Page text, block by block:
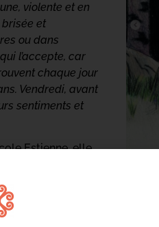
violente et en
brisée et
ou dans
l’accepte, car
chaque jour
Vendredi, avant
sentiments et
Estienne, elle
le collectif
Elle travaille
de la bande
(The New York